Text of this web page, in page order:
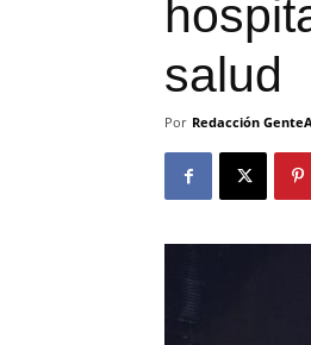
salud
Por Redacción